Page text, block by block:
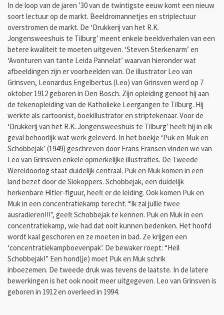
In de loop van de jaren ’30 van de twintigste eeuw komt een nieuw
soort lectuur op de markt. Beeldromannetjes en striplectuur
overstromen de markt. De ‘Drukkerij van het R.K.
Jongensweeshuis te Tilburg’ meent enkele beeldverhalen van een
betere kwaliteit te moeten uitgeven. ‘Steven Sterkenarm’ en
‘Avonturen van tante Leida Pannelat’ waarvan hieronder wat
afbeeldingen zijn er voorbeelden van. De illustrator Leo van
Grinsven, Leonardus Engelbertus (Leo) van Grinsven werd op 7
oktober 1912 geboren in Den Bosch. Zijn opleiding genoot hij aan
de tekenopleiding van de Katholieke Leergangen te Tilburg. Hij
werkte als cartoonist, boekillustrator en striptekenaar. Voor de
‘Drukkerij van het R.K. Jongensweeshuis te Tilburg’ heeft hij in elk
geval behoorlijk wat werk geleverd. In het boekje ‘Puk en Muk en
Schobbejak’ (1949) geschreven door Frans Fransen vinden we van
Leo van Grinsven enkele opmerkelijke illustraties. De Tweede
Wereldoorlog staat duidelijk centraal. Puk en Muk komen in een
land bezet door de Slokoppers. Schobbejak, een duidelijk
herkenbare Hitler-figuur, heeft er de leiding. Ook komen Puk en
Muk in een concentratiekamp terecht. “Ik zal jullie twee
ausradieren!!!”, geeft Schobbejak te kennen. Puk en Muk in een
concentratiekamp, wie had dat ooit kunnen bedenken. Het hoofd
wordt kaal geschoren en ze moeten in bad. Ze krijgen een
‘concentratiekampboevenpak’. De bewaker roept: “Heil
Schobbejak!” Een hond(je) moet Puk en Muk schrik
inboezemen. De tweede druk was tevens de laatste. In de latere
bewerkingen is het ook nooit meer uitgegeven. Leo van Grinsven is
geboren in 1912 en overleed in 1994.